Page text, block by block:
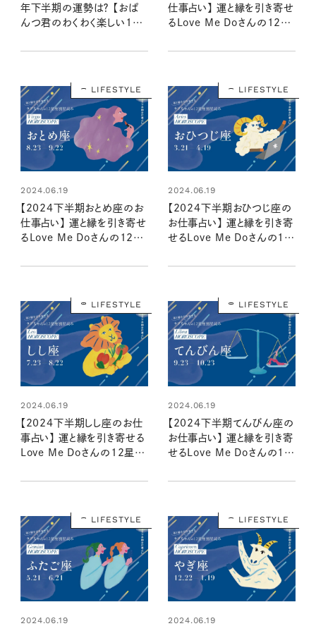
年下半期の運勢は？ 【おぱ
んつ君のわくわく楽しい12
仕事占い】 運と縁を引き寄せ
るLove Me Doさんの12星
LIFESTYLE
2024.06.19
【2024下半期おとめ座のお
仕事占い】 運と縁を引き寄せ
るLove Me Doさんの12星
LIFESTYLE
2024.06.19
【2024下半期おひつじ座の
お仕事占い】 運と縁を引き寄
せるLove Me Doさんの12
LIFESTYLE
2024.06.19
【2024下半期しし座のお仕
事占い】 運と縁を引き寄せる
Love Me Doさんの12星座
LIFESTYLE
2024.06.19
【2024下半期てんびん座の
お仕事占い】 運と縁を引き寄
せるLove Me Doさんの12
LIFESTYLE
2024.06.19
LIFESTYLE
2024.06.19